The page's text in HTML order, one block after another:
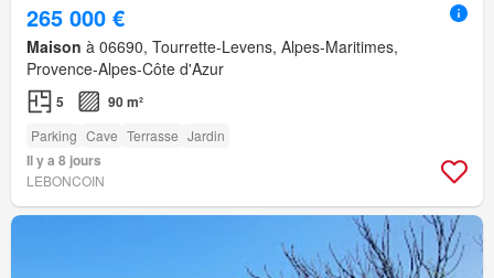
265 000 €
Maison à 06690, Tourrette-Levens, Alpes-Maritimes,
Provence-Alpes-Côte d'Azur
5 90 m²
Parking Cave Terrasse Jardin
Il y a 8 jours
LEBONCOIN